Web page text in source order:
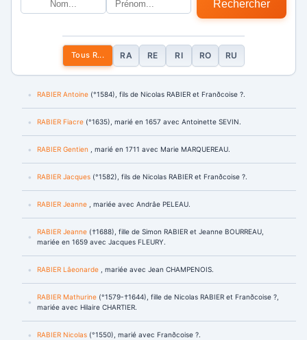
Rechercher
Tous R... RA RE RI RO RU
RABIER Antoine (°1584), fils de Nicolas RABIER et Franðcoise ?.
RABIER Fiacre (°1635), marié en 1657 avec Antoinette SEVIN.
RABIER Gentien , marié en 1711 avec Marie MARQUEREAU.
RABIER Jacques (°1582), fils de Nicolas RABIER et Franðcoise ?.
RABIER Jeanne , mariée avec Andrâe PELEAU.
RABIER Jeanne (†1688), fille de Simon RABIER et Jeanne BOURREAU,
mariée en 1659 avec Jacques FLEURY.
RABIER Lâeonarde , mariée avec Jean CHAMPENOIS.
RABIER Mathurine (°1579-†1644), fille de Nicolas RABIER et Franðcoise ?,
mariée avec Hilaire CHARTIER.
RABIER Nicolas (°1550), marié avec Franðcoise ?.